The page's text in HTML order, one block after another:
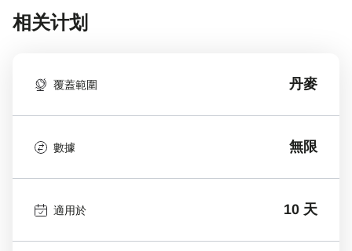
相关计划
覆蓋範圍 丹麥
數據 無限
適用於 10 天